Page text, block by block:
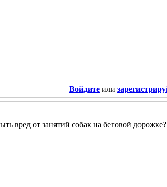
Войдите или
вред от занятий собак на беговой дорожке?